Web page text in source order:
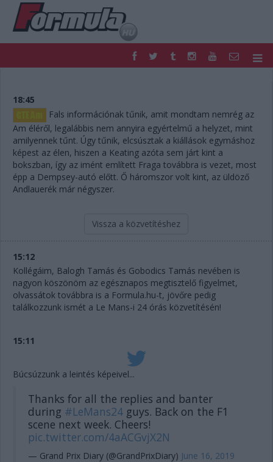
FORMULA
NEMZETKÖZI
HAZAI
RETRO
EGYÉB
PODCAST
SHOP
LIVE
TIPPJÁTÉK
DIGITÁLIS MAGAZIN
PONTÁLLÁSOK
VERSENYNAPTÁRAK
18:45
Fals információnak tűnik, amit mondtam nemrég az
Am éléről, legalábbis nem annyira egyértelmű a helyzet, mint
amilyennek tűnt. Úgy tűnik, elcsúsztak a kiállások egymáshoz
képest az élen, hiszen a Keating azóta sem járt kint a
bokszban, így az imént említett Fraga továbbra is vezet, most
épp a Dempsey-autó előtt. Ő háromszor volt kint, az üldöző
Andlauerék már négyszer.
Vissza a közvetítéshez
15:12
Kollégáim, Balogh Tamás és Gobodics Tamás nevében is
nagyon köszönöm az egésznapos megtisztelő figyelmet,
olvassátok továbbra is a Formula.hu-t, jövőre pedig
találkozzunk ismét a Le Mans-i 24 órás közvetítésén!
15:11
Búcsúzzunk a leintés képeivel...
Thanks for all the replies and banter
during #LeMans24 guys. Back on the F1
scene next week. Cheers!
pic.twitter.com/4aACGvjX2N
— Grand Prix Diary (@GrandPrixDiary) June 16, 2019